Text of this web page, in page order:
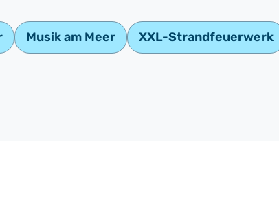
Musik am Meer XXL-Strandfeuerwerk